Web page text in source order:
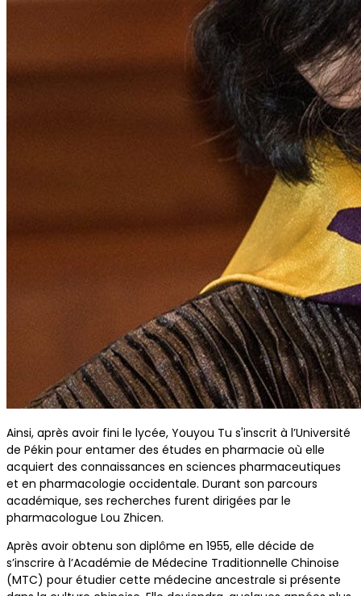
Ainsi, après avoir fini le lycée, Youyou Tu s'inscrit à l’Université
de Pékin pour entamer des études en pharmacie où elle
acquiert des connaissances en sciences pharmaceutiques
et en pharmacologie occidentale. Durant son parcours
académique, ses recherches furent dirigées par le
pharmacologue Lou Zhicen.
Après avoir obtenu son diplôme en 1955, elle décide de
s’inscrire à l’Académie de Médecine Traditionnelle Chinoise
(MTC) pour étudier cette médecine ancestrale si présente